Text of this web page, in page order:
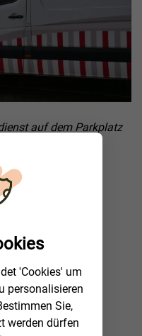
auf dem Parkplatz
'Cookies' um
personalisieren
Sie,
werden dürfen